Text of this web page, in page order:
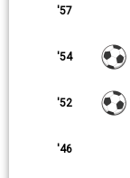
'57
'54
'52
'46